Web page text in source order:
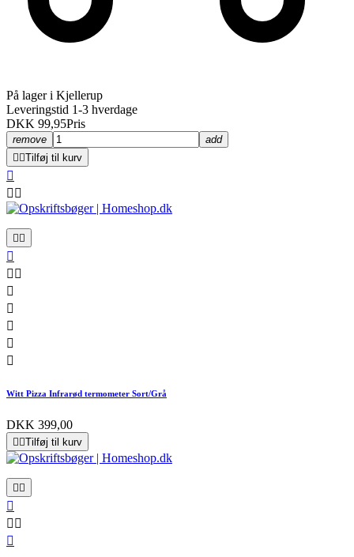
På lager i Kjellerup
Leveringstid 1-3 hverdage
DKK 99,95Pris
remove
add
 Tilføj til kurv

 
 

 





Witt Pizza Infrarød termometer Sort/Grå
DKK 399,00
 Tilføj til kurv
 

 
